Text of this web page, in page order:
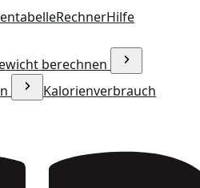
RechnerHilfe
berechnen
Kalorienverbrauch